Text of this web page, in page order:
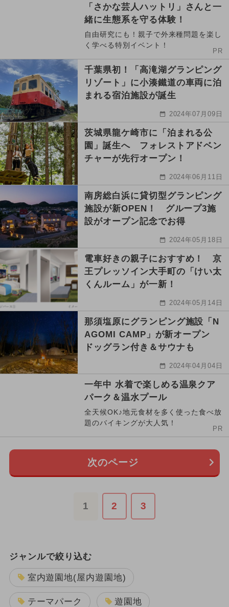
「さかな芸人ハットリ」さんと一
緒に生態系を守る体験！
自由研究にも！親子で外来種問題を楽し
く学べる特別イベント！
PR
千葉県初！「高滝湖グランピング
リゾート」に小湊鐵道の車両に泊
まれる宿泊施設が誕生
2024年07月09日
茨城県龍ケ崎市に「泊まれる公
園」誕生へ フォレストアドベン
チャーが先行オープン！
2024年06月11日
南房総白浜に貸切型グランピング
施設が新OPEN！ グループ3施
設がオープン記念でお得
2024年05月18日
電車好きの親子におすすめ！ 京
王プレッソイン大手町の「けい太
くんルーム」が一新！
2024年05月14日
那須塩原にグランピング施設「N
AGOMI CAMP」が新オープン
ドッグラン付き＆サウナも
2024年04月04日
一年中 水着で楽しめる温泉クア
パーク＆温水プール
全天候OK♪地元食材を多く使った食べ放
題のバイキングが大人気！
PR
次のページ
1 2 3
ジャンルで絞り込む
室内遊園地(屋内遊園地)
テーマパーク 遊園地